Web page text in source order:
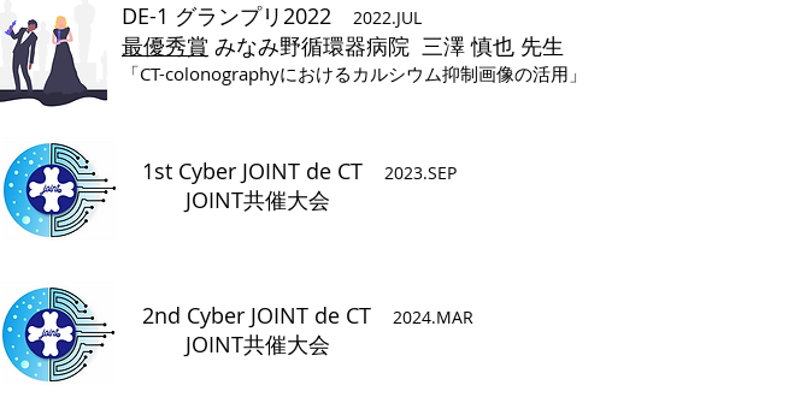
DE-1 グランプリ2022 2022.JUL
最優秀賞 みなみ野循環器病院 三澤 慎也 先生
​「CT-colonographyにおけるカルシウム抑制画像の活用」
​1st Cyber JOINT de CT 2023.SEP
​ JOINT共催大会
​2nd Cyber JOINT de CT 2024.MAR
JOINT共催大会